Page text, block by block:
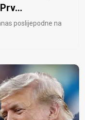
poslijepodne na